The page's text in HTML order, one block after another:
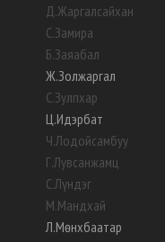
Д.Жаргалсайхан
С.Замира
Б.Заяабал
Ж.Золжаргал
С.Зулпхар
Ц.Идэрбат
Ч.Лодойсамбуу
Г.Лувсанжамц
С.Лүндэг
М.Мандхай
Л.Мөнхбаатар